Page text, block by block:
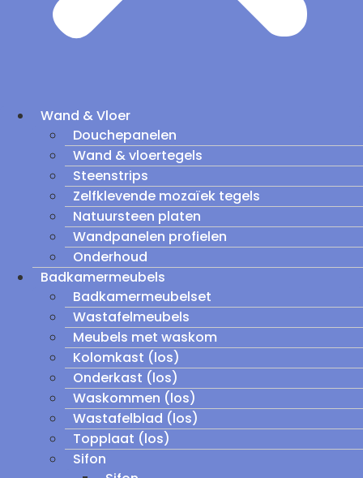
Wand & Vloer
Douchepanelen
Wand & vloertegels
Steenstrips
Zelfklevende mozaïek tegels
Natuursteen platen
Wandpanelen profielen
Onderhoud
Badkamermeubels
Badkamermeubelset
Wastafelmeubels
Meubels met waskom
Kolomkast (los)
Onderkast (los)
Waskommen (los)
Wastafelblad (los)
Topplaat (los)
Sifon